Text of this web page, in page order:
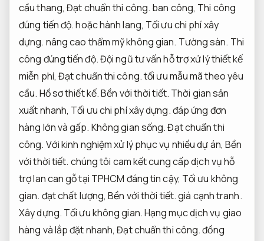
cầu thang,Đạt chuẩn thi công. ban công, Thi công
đúng tiến độ.hoặc hành lang, Tối ưu chi phí xây
dựng. nâng cao thẩm mỹ không gian. Tường sàn. Thi
công đúng tiến độ.Đội ngũ tư vấn hỗ trợ xử lý thiết kế
miễn phí, Đạt chuẩn thi công.tối ưu mẫu mã theo yêu
cầu. Hồ sơ thiết kế.Bền với thời tiết. Thời gian sản
xuất nhanh, Tối ưu chi phí xây dựng.đáp ứng đơn
hàng lớn và gấp. Không gian sống. Đạt chuẩn thi
công. Với kinh nghiệm xử lý phục vụ nhiều dự án, Bền
với thời tiết. chúng tôi cam kết cung cấp dịch vụ hỗ
trợ lan can gỗ tại TPHCM đáng tin cậy, Tối ưu không
gian. đạt chất lượng,Bền với thời tiết.giá cạnh tranh.
Xây dựng. Tối ưu không gian.Hạng mục dịch vụ giao
hàng và lắp đặt nhanh,Đạt chuẩn thi công.đồng